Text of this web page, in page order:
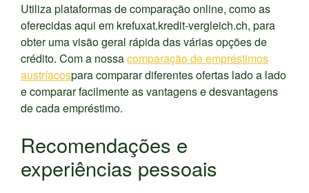
Utiliza plataformas de comparação online, como as
oferecidas aqui em krefuxat.kredit-vergleich.ch, para
obter uma visão geral rápida das várias opções de
crédito. Com a nossacomparação de empréstimos
austríacospara comparar diferentes ofertas lado a lado
e comparar facilmente as vantagens e desvantagens
de cada empréstimo.
Recomendações e
experiências pessoais